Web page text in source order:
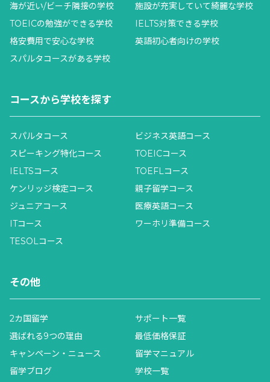
海が近い/ビーチ隣接の学校
施設が充実していて綺麗な学校
TOEICの勉強ができる学校
IELTS対策できる学校
格安費用で安心な学校
英語初心者向けの学校
スパルタコースがある学校
コースから学校を探す
スパルタコース
ビジネス英語コース
スピーキング特化コース
TOEICコース
IELTSコース
TOEFLコース
ケンリッジ検定コース
親子留学コース
ジュニアコース
医療英語コース
ITコース
ワーホリ準備コース
TESOLコース
その他
2カ国留学
サポート一覧
選ばれる9つの理由
最低価格保証
キャンペーン・ニュース
留学マニュアル
留学ブログ
学校一覧